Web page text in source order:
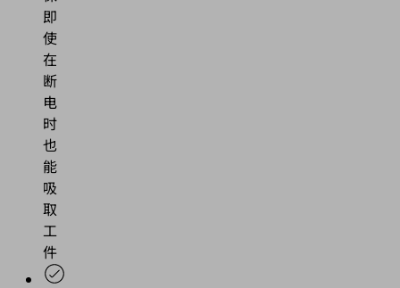
即
使
在
断
电
时
也
能
吸
取
工
件